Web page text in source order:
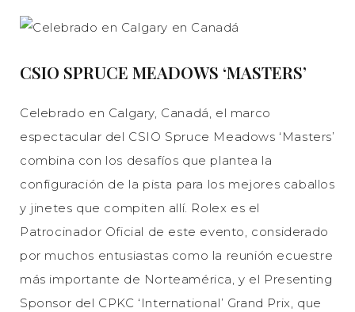
CSIO SPRUCE MEADOWS ‘MASTERS’
Celebrado en Calgary, Canadá, el marco
espectacular del CSIO Spruce Meadows ‘Masters’
combina con los desafíos que plantea la
configuración de la pista para los mejores caballos
y jinetes que compiten allí. Rolex es el
Patrocinador Oficial de este evento, considerado
por muchos entusiastas como la reunión ecuestre
más importante de Norteamérica, y el Presenting
Sponsor del CPKC ‘International’ Grand Prix, que